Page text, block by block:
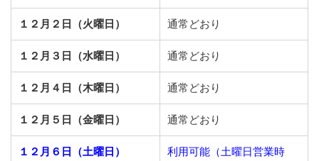
１２月２日（火曜日） 通常どおり
１２月３日（水曜日） 通常どおり
１２月４日（木曜日） 通常どおり
１２月５日（金曜日） 通常どおり
１２月６日（土曜日）
利用可能（土曜日営業時